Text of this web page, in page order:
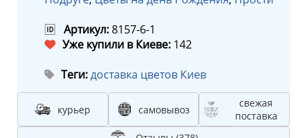
🆔 Артикул:8157-6-1
Уже купили в Киеве: 142
Теги:доставка цветов Киев
курьер самовывоз
свежая
поставка